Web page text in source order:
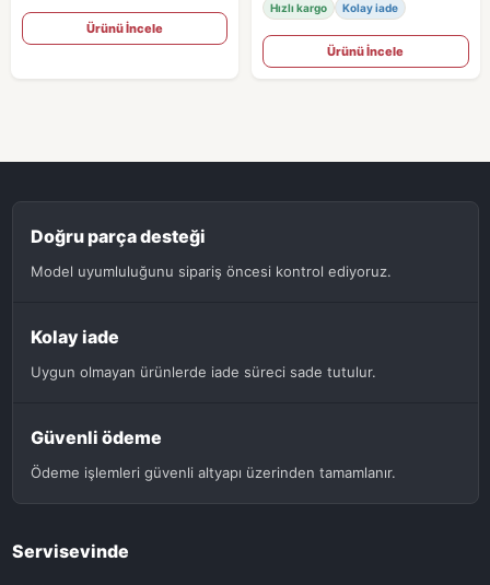
Ürünü İncele
Hızlı kargo Kolay iade
Ürünü İncele
Doğru parça desteği
Model uyumluluğunu sipariş öncesi kontrol ediyoruz.
Kolay iade
Uygun olmayan ürünlerde iade süreci sade tutulur.
Güvenli ödeme
Ödeme işlemleri güvenli altyapı üzerinden tamamlanır.
Servisevinde